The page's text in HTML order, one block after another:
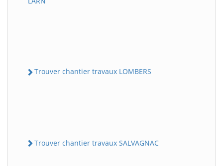
Trouver chantier travaux LOMBERS
Trouver chantier travaux SALVAGNAC